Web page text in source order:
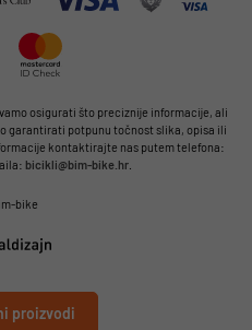
proizvodi
osigurati što preciznije informacije, ali
garantirati potpunu točnost slika, opisa ili
kontaktirajte nas putem telefona:
bicikli@bim-bike.hr.
bike